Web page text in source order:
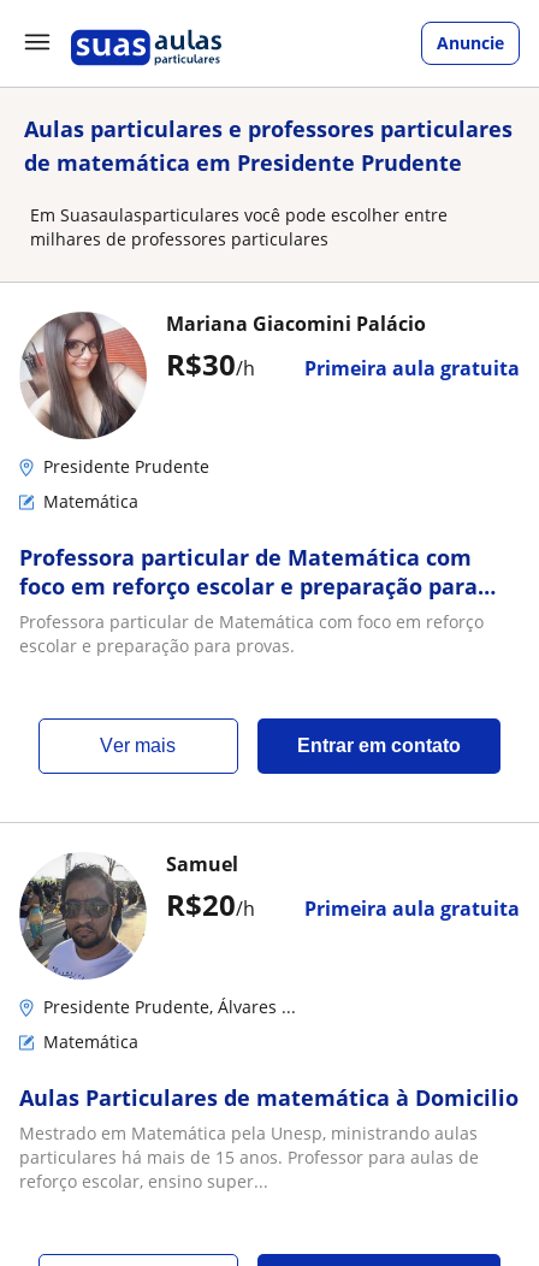
Anuncie
Aulas particulares e professores particulares
de matemática em Presidente Prudente
Em Suasaulasparticulares você pode escolher entre
milhares de professores particulares
R$30/h Primeira aula gratuita
Mariana Giacomini Palácio
Presidente Prudente
Matemática
Professora particular de Matemática com
foco em reforço escolar e preparação para
provas
Professora particular de Matemática com foco em reforço
escolar e preparação para provas.
ver mais Entrar em contato
R$20/h Primeira aula gratuita
Samuel
Presidente Prudente, Álvares ...
Matemática
Aulas Particulares de matemática à Domicilio
Mestrado em Matemática pela Unesp, ministrando aulas
particulares há mais de 15 anos. Professor para aulas de
reforço escolar, ensino super...